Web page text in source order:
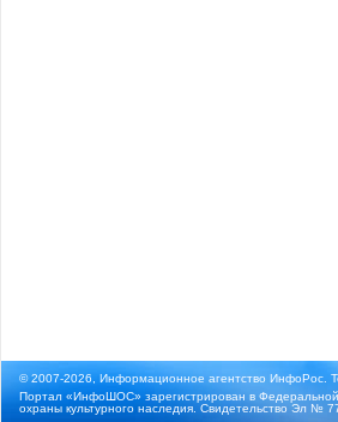
© 2007-2026, Информационное агентство ИнфоРос.
Портал «ИнфоШОС» зарегистрирован в
охраны культурного наследия. Свидетельство Эл №